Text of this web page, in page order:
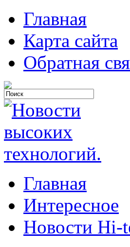
Главная
Карта сайта
Обратная
Главная
Интересное
Новости Hi-